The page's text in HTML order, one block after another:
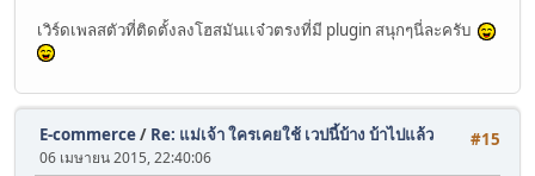
เวิร์ดเพลสตัวที่ติดตั้งลงโฮสมันเเจ๋วตรงที่มี plugin สนุกๆนี่ละครับ
#15
E-commerce/ Re: แม่เจ้า ใครเคยใช้ เวปนี้บ้าง บ้าไปแล้ว
06 เมษายน 2015, 22:40:06